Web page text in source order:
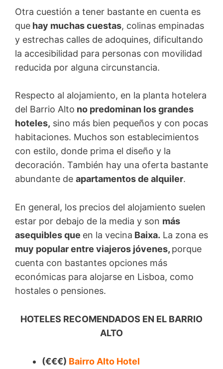
Otra cuestión a tener bastante en cuenta es
que hay muchas cuestas, colinas empinadas
y estrechas calles de adoquines, dificultando
la accesibilidad para personas con movilidad
reducida por alguna circunstancia.
Respecto al alojamiento, en la planta hotelera
del Barrio Alto no predominan los grandes
hoteles, sino más bien pequeños y con pocas
habitaciones. Muchos son establecimientos
con estilo, donde prima el diseño y la
decoración. También hay una oferta bastante
abundante de apartamentos de alquiler.
En general, los precios del alojamiento suelen
estar por debajo de la media y son más
asequibles que en la vecina Baixa. La zona es
muy popular entre viajeros jóvenes, porque
cuenta con bastantes opciones más
económicas para alojarse en Lisboa, como
hostales o pensiones.
HOTELES RECOMENDADOS EN EL BARRIO
ALTO
(€€€) Bairro Alto Hotel